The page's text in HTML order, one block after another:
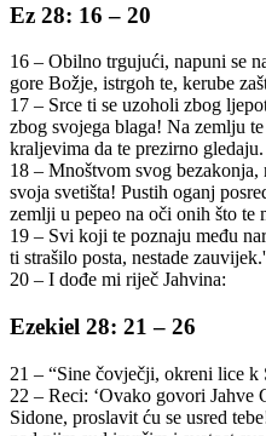
Ez 28: 16 – 20
16 – Obilno trgujući, napuni se
gore Božje, istrgoh te, kerube
17 – Srce ti se uzoholi zbog
zbog svojega blaga! Na zemlju
kraljevima da te prezirno gledaju.
18 – Mnoštvom svog
svoja svetišta! Pustih oganj
zemlji u pepeo na oči onih što te
19 – Svi koji te poznaju među
ti strašilo posta, nestade
20 – I dođe mi riječ Jahvina:
Ezekiel 28: 21 – 26
21 – “Sine čovječji, okreni lice
22 – Reci: ‘Ovako govori Jahve
Sidone, proslavit ću se usred